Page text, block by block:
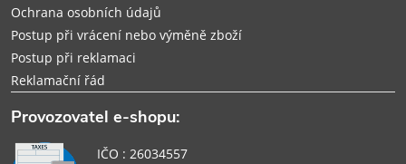
Ochrana osobních údajů
Postup při vrácení nebo výměně zboží
Postup při reklamaci
Reklamační řád
Provozovatel e-shopu:
IČO : 26034557